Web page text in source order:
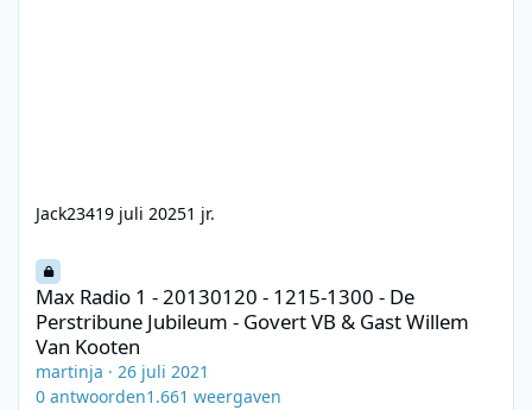
Jack23419 juli 20251 jr.
Max Radio 1 - 20130120 - 1215-1300 - De Perstribune Jubileum
Max Radio 1 - 20130120 - 1215-1300 - De
Perstribune Jubileum - Govert VB & Gast Willem
Van Kooten
martinja · 26 juli 2021
0 antwoorden1.661 weergaven